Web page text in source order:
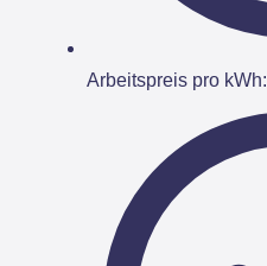
Arbeitspreis pro kWh: